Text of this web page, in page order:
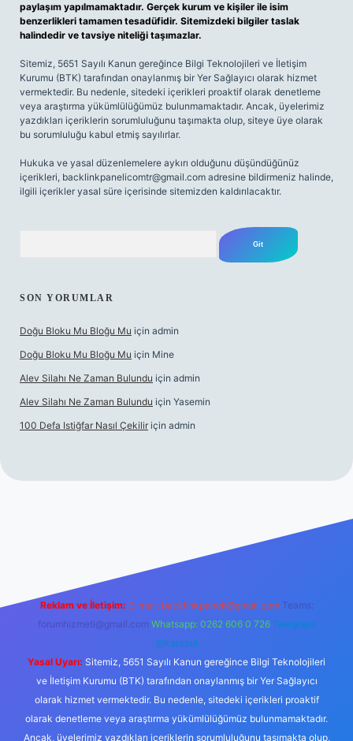
paylaşım yapılmamaktadır. Gerçek kurum ve kişiler ile isim
benzerlikleri tamamen tesadüfidir. Sitemizdeki bilgiler taslak
halindedir ve tavsiye niteliği taşımazlar.
Sitemiz, 5651 Sayılı Kanun gereğince Bilgi Teknolojileri ve İletişim
Kurumu (BTK) tarafından onaylanmış bir Yer Sağlayıcı olarak hizmet
vermektedir. Bu nedenle, sitedeki içerikleri proaktif olarak denetleme
veya araştırma yükümlülüğümüz bulunmamaktadır. Ancak, üyelerimiz
yazdıkları içeriklerin sorumluluğunu taşımakta olup, siteye üye olarak
bu sorumluluğu kabul etmiş sayılırlar.
Hukuka ve yasal düzenlemelere aykırı olduğunu düşündüğünüz
içerikleri, backlinkpanelicomtr@gmail.com adresine bildirmeniz halinde,
ilgili içerikler yasal süre içerisinde sitemizden kaldırılacaktır.
SON YORUMLAR
Doğu Bloku Mu Bloğu Mu için admin
Doğu Bloku Mu Bloğu Mu için Mine
Alev Silahı Ne Zaman Bulundu için admin
Alev Silahı Ne Zaman Bulundu için Yasemin
100 Defa Istiğfar Nasıl Çekilir için admin
Reklam ve İletişim: E-mail: backlinkpaneli@gmail.com Teams:
forumhizmeti@gmail.com Whatsapp: 0262 606 0 726 Telegram:
@karabul
Yasal Uyarı: Sitemiz, 5651 Sayılı Kanun gereğince Bilgi Teknolojileri
ve İletişim Kurumu (BTK) tarafından onaylanmış bir Yer Sağlayıcı
olarak hizmet vermektedir. Bu nedenle, sitedeki içerikleri proaktif
olarak denetleme veya araştırma yükümlülüğümüz bulunmamaktadır.
Ancak, üyelerimiz yazdıkları içeriklerin sorumluluğunu taşımakta olup,